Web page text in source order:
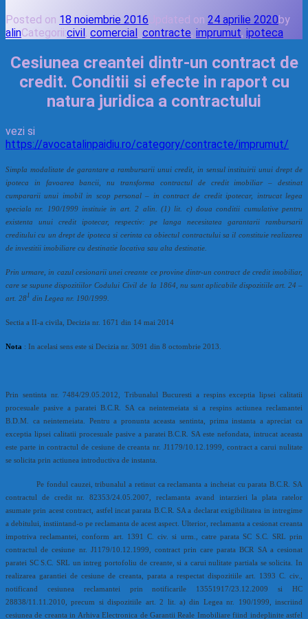
Posted on 18 noiembrie 2016 Updated on 24 aprilie 2020by
alinCategorii:civil, comercial contracte, imprumut, ipoteca
Cesiunea creantei dintr-un contract de
credit. Conditii si efecte in raport cu
natura juridica a contractului
vezi si
https://avocatalinpaidiu.ro/category/contracte/imprumut/
Simpla modalitate de garantare a rambursarii unui credit, in sensul instituirii unui drept de
ipoteca in favoarea bancii, nu transforma contractul de credit imobiliar – destinat
cumpararii unui imobil in scop personal – in contract de credit ipotecar, intrucat legea
speciala nr. 190/1999 instituie in art. 2 alin. (1) lit. c) doua conditii cumulative pentru
existenta unui credit ipotecar, respectiv: pe langa necesitatea garantarii rambursarii
creditului cu un drept de ipoteca si cerinta ca obiectul contractului sa il constituie realizarea
de investitii imobiliare cu destinatie locativa sau alta destinatie.
Prin urmare, in cazul cesionarii unei creante ce provine dintr-un contract de credit imobiliar,
care se supune dispozitiilor Codului Civil de la 1864, nu sunt aplicabile dispozitiile art. 24 –
art. 281 din Legea nr. 190/1999.
Sectia a II-a civila, Decizia nr. 1671 din 14 mai 2014
Nota : In acelasi sens este si Decizia nr. 3091 din 8 octombrie 2013.
Prin sentinta nr. 7484/29.05.2012, Tribunalul Bucuresti a respins exceptia lipsei calitatii
procesuale pasive a paratei B.C.R. SA ca neintemeiata si a respins actiunea reclamantei
B.D.M. ca neintemeiata. Pentru a pronunta aceasta sentinta, prima instanta a apreciat ca
exceptia lipsei calitatii procesuale pasive a paratei B.C.R. SA este nefondata, intrucat aceasta
este parte in contractul de cesiune de creanta nr. J1179/10.12.1999, contract a carui nulitate
se solicita prin actiunea introductiva de instanta.
Pe fondul cauzei, tribunalul a retinut ca reclamanta a incheiat cu parata B.C.R. SA
contractul de credit nr. 82353/24.05.2007, reclamanta avand intarzieri la plata ratelor
asumate prin acest contract, astfel incat parata B.C.R. SA a declarat exigibilitatea in intregime
a debitului, instiintand-o pe reclamanta de acest aspect. Ulterior, reclamanta a cesionat creanta
impotriva reclamantei, conform art. 1391 C. civ. si urm., catre parata SC S.C. SRL prin
contractul de cesiune nr. J1179/10.12.1999, contract prin care parata BCR SA a cesionat
paratei SC S.C. SRL un intreg portofoliu de creante, si a carui nulitate partiala se solicita. In
realizarea garantiei de cesiune de creanta, parata a respectat dispozitiile art. 1393 C. civ.,
notificand cesiunea reclamantei prin notificarile 13551917/23.12.2009 si HC
28838/11.11.2010, precum si dispozitiile art. 2 lit. a) din Legea nr. 190/1999, inscriind
cesiunea de creanta in Arhiva Electronica de Garantii Reale Imobiliare fiind indeplinite astfel